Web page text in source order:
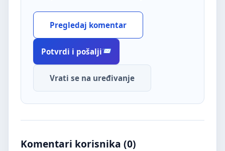
Pregledaj komentar
Potvrdi i pošalji
Vrati se na uređivanje
Komentari korisnika (0)